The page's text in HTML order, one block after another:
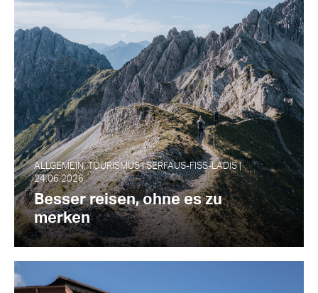
ALLGEMEIN, TOURISMUS | SERFAUS-FISS-LADIS |
24.06.2026
Besser reisen, ohne es zu
merken